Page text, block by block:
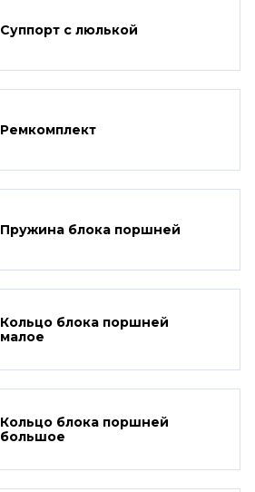
Суппорт с люлькой
Ремкомплект
Пружина блока поршней
Кольцо блока поршней
малое
Кольцо блока поршней
большое